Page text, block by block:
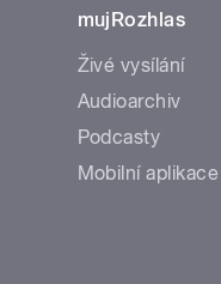
mujRozhlas
Živé vysílání
Audioarchiv
Podcasty
Mobilní aplikace